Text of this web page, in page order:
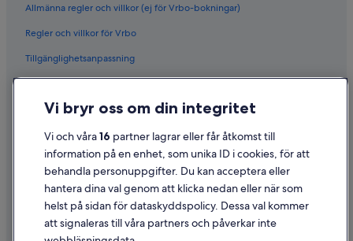
Allmänna regler och villkor (ej för Vrbo-bokningar)
Regler och villkor för Vrbo
Tillgänglighetsanpassning
Cookies
Användarvillkor
Juridisk information/Kontakta oss
Riktlinjer för innehåll och anmäla innehåll
Hjälp
Vi bryr oss om din integritet
Vi och våra16 partner lagrar eller får åtkomst till
information på en enhet, som unika ID i cookies, för att
behandla personuppgifter. Du kan acceptera eller
hantera dina val genom att klicka nedan eller när som
helst på sidan för dataskyddspolicy. Dessa val kommer
att signaleras till våra partners och påverkar inte